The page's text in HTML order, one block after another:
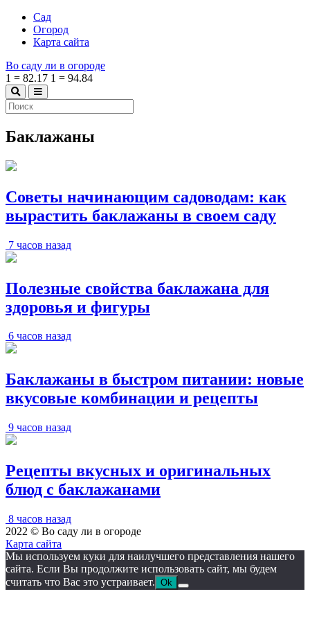
Сад
Огород
Карта сайта
Во саду ли в огороде
1 = 82.17 1 = 94.84
Баклажаны
Советы начинающим садоводам: как
вырастить баклажаны в своем саду
7 часов назад
Полезные свойства баклажана для
здоровья и фигуры
6 часов назад
Баклажаны в быстром питании: новые
вкусовые комбинации и рецепты
9 часов назад
Рецепты вкусных и оригинальных
блюд с баклажанами
8 часов назад
2022 © Во саду ли в огороде
Карта сайта
Мы используем куки для наилучшего представления нашего
сайта. Если Вы продолжите использовать сайт, мы будем
считать что Вас это устраивает. Ok